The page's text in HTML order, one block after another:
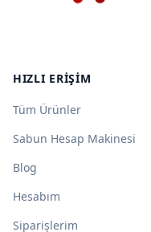
HIZLI ERIŞIM
Tüm Ürünler
Sabun Hesap Makinesi
Blog
Hesabım
Siparişlerim